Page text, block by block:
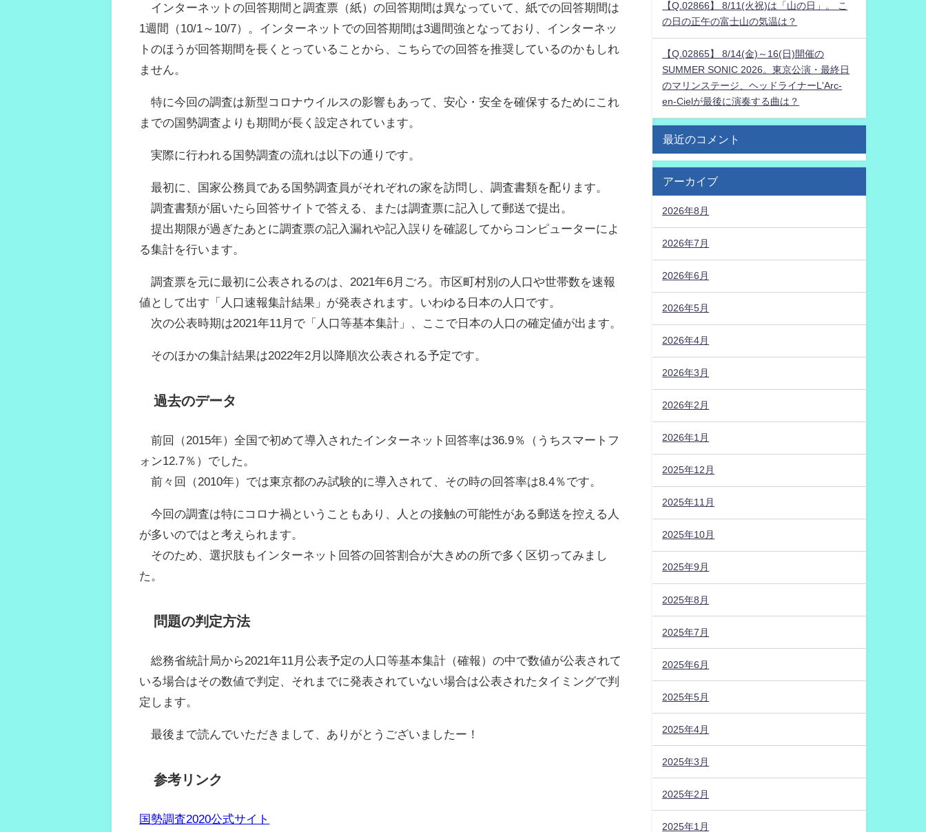
インターネットの回答期間と調査票（紙）の回答期間は異なっていて、紙での回答期間は
1週間（10/1～10/7）。インターネットでの回答期間は3週間強となっており、インターネッ
トのほうが回答期間を長くとっていることから、こちらでの回答を推奨しているのかもしれ
ません。
特に今回の調査は新型コロナウイルスの影響もあって、安心・安全を確保するためにこれ
までの国勢調査よりも期間が長く設定されています。
実際に行われる国勢調査の流れは以下の通りです。
最初に、国家公務員である国勢調査員がそれぞれの家を訪問し、調査書類を配ります。
調査書類が届いたら回答サイトで答える、または調査票に記入して郵送で提出。
提出期限が過ぎたあとに調査票の記入漏れや記入誤りを確認してからコンピューターによ
る集計を行います。
調査票を元に最初に公表されるのは、2021年6月ごろ。市区町村別の人口や世帯数を速報
値として出す「人口速報集計結果」が発表されます。いわゆる日本の人口です。
次の公表時期は2021年11月で「人口等基本集計」、ここで日本の人口の確定値が出ます。
そのほかの集計結果は2022年2月以降順次公表される予定です。
過去のデータ
前回（2015年）全国で初めて導入されたインターネット回答率は36.9％（うちスマートフ
ォン12.7％）でした。
前々回（2010年）では東京都のみ試験的に導入されて、その時の回答率は8.4％です。
今回の調査は特にコロナ禍ということもあり、人との接触の可能性がある郵送を控える人
が多いのではと考えられます。
そのため、選択肢もインターネット回答の回答割合が大きめの所で多く区切ってみまし
た。
問題の判定方法
総務省統計局から2021年11月公表予定の人口等基本集計（確報）の中で数値が公表されて
いる場合はその数値で判定、それまでに発表されていない場合は公表されたタイミングで判
定します。
最後まで読んでいただきまして、ありがとうございましたー！
参考リンク
国勢調査2020公式サイト
【Q.02866】 8/11(火祝)は「山の日」。 こ
の日の正午の富士山の気温は？
【Q.02865】 8/14(金)～16(日)開催の
SUMMER SONIC 2026。東京公演・最終日
のマリンステージ、ヘッドライナーL'Arc-
en-Cielが最後に演奏する曲は？
最近のコメント
アーカイブ
2026年8月
2026年7月
2026年6月
2026年5月
2026年4月
2026年3月
2026年2月
2026年1月
2025年12月
2025年11月
2025年10月
2025年9月
2025年8月
2025年7月
2025年6月
2025年5月
2025年4月
2025年3月
2025年2月
2025年1月